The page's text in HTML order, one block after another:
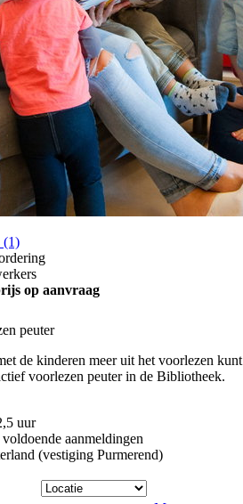
(1)
op aanvraag
peuter
de kinderen meer uit het voorlezen
voorlezen peuter in de Bibliotheek.
uur
aanmeldingen
(vestiging Purmerend)